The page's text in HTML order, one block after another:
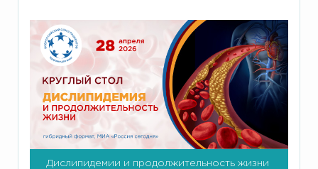
Дислипидемии и продолжительность жизни